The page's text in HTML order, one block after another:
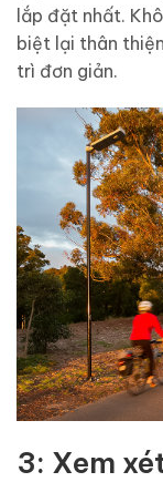
lắp đặt nhất.
biệt lại thân
trì đơn giản.
3: Xem